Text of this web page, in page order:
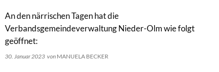
An den närrischen Tagen hat die
Verbandsgemeindeverwaltung Nieder-Olm wie folgt
geöffnet:
30. Januar 2023 von MANUELA BECKER